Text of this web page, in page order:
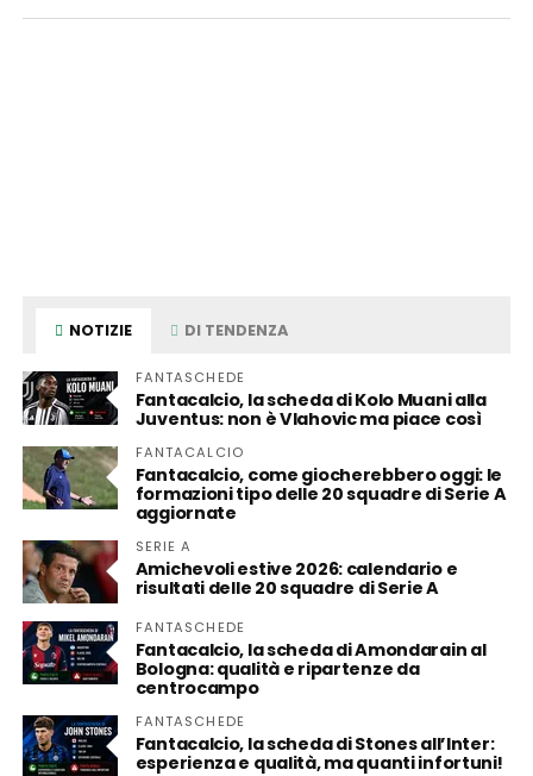
NOTIZIE DI TENDENZA
FANTASCHEDE
Fantacalcio, la scheda di Kolo Muani alla
Juventus: non è Vlahovic ma piace così
FANTACALCIO
Fantacalcio, come giocherebbero oggi: le
formazioni tipo delle 20 squadre di Serie A
aggiornate
SERIE A
Amichevoli estive 2026: calendario e
risultati delle 20 squadre di Serie A
FANTASCHEDE
Fantacalcio, la scheda di Amondarain al
Bologna: qualità e ripartenze da
centrocampo
FANTASCHEDE
Fantacalcio, la scheda di Stones all’Inter:
esperienza e qualità, ma quanti infortuni!